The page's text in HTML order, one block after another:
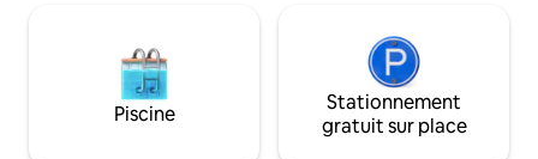
Piscine
Stationnement
gratuit sur place